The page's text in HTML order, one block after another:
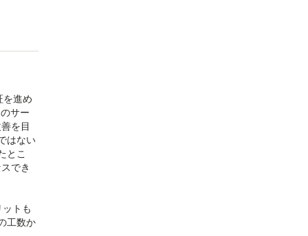
を進め
サー
を目
はない
とこ
でき
トも
工数か